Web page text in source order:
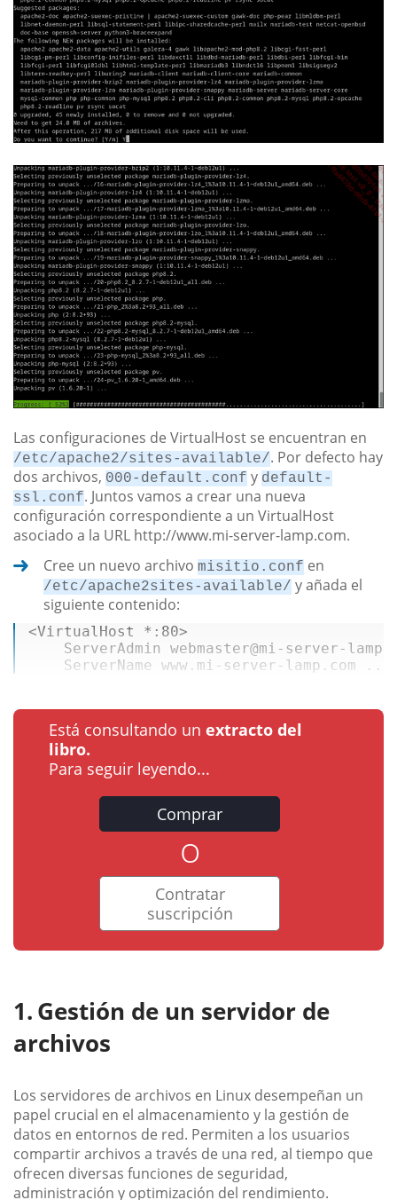
Las configuraciones de VirtualHost se encuentran en
/etc/apache2/sites-available/. Por defecto hay
dos archivos, 000-default.conf y default-
ssl.conf. Juntos vamos a crear una nueva
configuración correspondiente a un VirtualHost
asociado a la URL http://www.mi-server-lamp.com.
Cree un nuevo archivo misitio.conf en
/etc/apache2sites-available/ y añada el
siguiente contenido:
<VirtualHost *: 80>
ServerAdmin webmaster@mi -server-
ServerName www.mi-server-lamp.com ...
Está consultando un extracto del
libro.
Para seguir leyendo...
Comprar
o
Contratar
suscripción
Gestión de un servidor de
archivos
Los servidores de archivos en Linux desempeñan un
papel crucial en el almacenamiento y la gestión de
datos en entornos de red. Permiten a los usuarios
compartir archivos a través de una red, al tiempo que
ofrecen diversas funciones de seguridad,
administración y optimización del rendimiento.